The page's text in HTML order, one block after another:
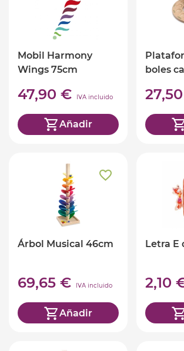
Mobil Harmony
Wings 75cm
47,90 € IVA incluido
Añadir
boles
Árbol Musical 46cm
69,65 € IVA incluido
Añadir
Letra E
2,10